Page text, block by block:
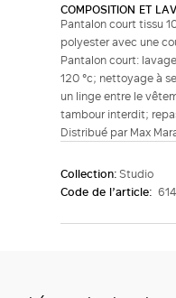
COMPOSITION ET
Pantalon court tissu
polyester avec une
Pantalon court:
120 °c; nettoyage à
un linge entre le
tambour interdit;
Distribué par Max
Collection:Studio
Code de l’article: